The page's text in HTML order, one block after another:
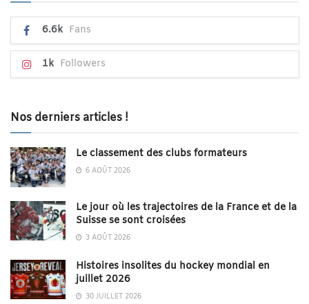
6.6k Fans
1k Followers
Nos derniers articles !
Le classement des clubs formateurs
6 AOÛT 2026
Le jour où les trajectoires de la France et de la
Suisse se sont croisées
3 AOÛT 2026
Histoires insolites du hockey mondial en
juillet 2026
30 JUILLET 2026